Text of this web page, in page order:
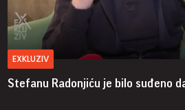
EXKLUZIV
Stefanu Radonjiću je bilo suđeno